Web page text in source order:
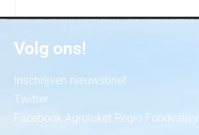
Volg ons!
Inschrijven nieuwsbrief
Twitter
Facebook Agroloket Regio Foodvalley